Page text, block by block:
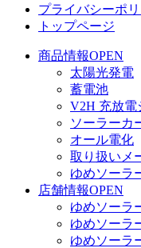
プライバシーポ
トップページ
商品情報OPEN
太陽光発電
蓄電池
V2H 充放電
ソーラーカ
オール電化
取り扱いメ
ゆめソーラ
店舗情報OPEN
ゆめソーラ
ゆめソーラ
ゆめソーラ